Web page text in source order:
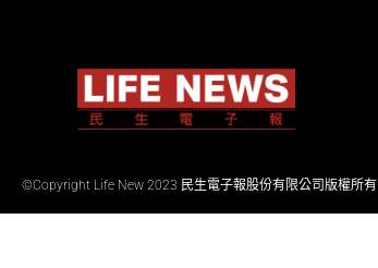
©Copyright Life New 2023 民生電子報股份有限公司版權所有